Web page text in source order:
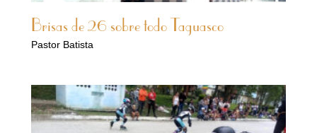
Brisas de 26 sobre todo Taguasco
Pastor Batista